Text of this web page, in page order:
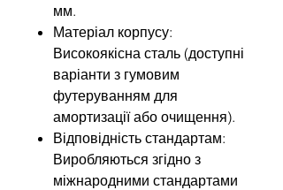
мм.
Матеріал корпусу:
Високоякісна сталь (доступні
варіанти з гумовим
футеруванням для
амортизації або очищення).
Відповідність стандартам:
Виробляються згідно з
міжнародними стандартами